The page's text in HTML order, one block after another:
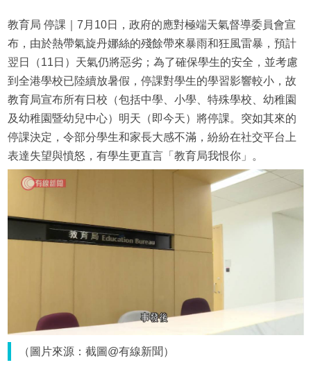
教育局 停課｜7月10日，政府的應對極端天氣督導委員會宣
布，由於熱帶氣旋丹娜絲的殘餘帶來暴雨和狂風雷暴，預計
翌日（11日）天氣仍將惡劣；為了確保學生的安全，並考慮
到全港學校已陸續放暑假，停課對學生的學習影響較小，故
教育局宣布所有日校（包括中學、小學、特殊學校、幼稚園
及幼稚園暨幼兒中心）明天（即今天）將停課。突如其來的
停課決定，令部分學生和家長大感不滿，紛紛在社交平台上
表達失望與憤怒，有學生更直言「教育局我恨你」。
（圖片來源：截圖@有線新聞）